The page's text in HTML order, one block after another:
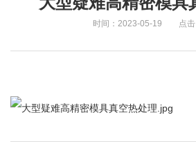
时间：2023-05-19 点击